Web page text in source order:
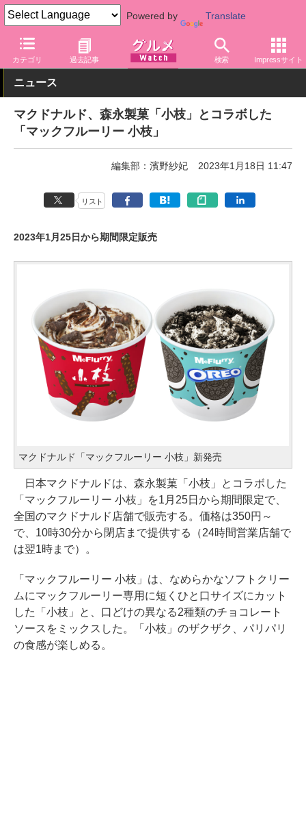
Powered by Translate
カテゴリ 過去記事 検索 Impressサイト
グルメ Watch 店舗 ファストフード マクドナルド
ニュース
マクドナルド、森永製菓「小枝」とコラボした
「マックフルーリー 小枝」
編集部：濱野紗妃 2023年1月18日 11:47
リスト
2023年1月25日から期間限定販売
マクドナルド「マックフルーリー 小枝」新発売
日本マクドナルドは、森永製菓「小枝」とコラボした
「マックフルーリー 小枝」を1月25日から期間限定で、
全国のマクドナルド店舗で販売する。価格は350円～
で、10時30分から閉店まで提供する（24時間営業店舗で
は翌1時まで）。
「マックフルーリー 小枝」は、なめらかなソフトクリー
ムにマックフルーリー専用に短くひと口サイズにカット
した「小枝」と、口どけの異なる2種類のチョコレート
ソースをミックスした。「小枝」のザクザク、パリパリ
の食感が楽しめる。